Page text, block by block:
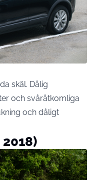
skäl. Dålig
och svåråtkomliga
och dåligt